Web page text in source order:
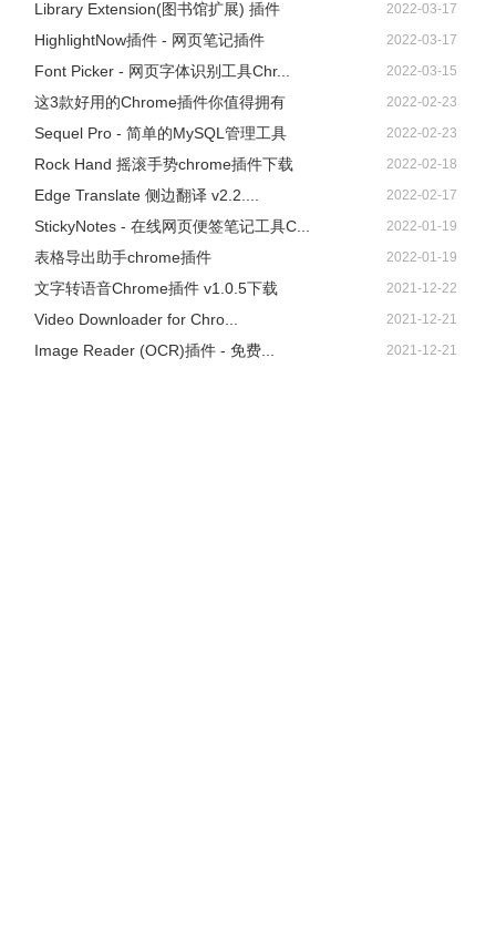
Library Extension(图书馆扩展) 插件 2022-03-17
HighlightNow插件 - 网页笔记插件 2022-03-17
Font Picker - 网页字体识别工具Chr... 2022-03-15
这3款好用的Chrome插件你值得拥有 2022-02-23
Sequel Pro - 简单的MySQL管理工具 2022-02-23
Rock Hand 摇滚手势chrome插件下载 2022-02-18
Edge Translate 侧边翻译 v2.2.... 2022-02-17
StickyNotes - 在线网页便签笔记工具C... 2022-01-19
表格导出助手chrome插件 2022-01-19
文字转语音Chrome插件 v1.0.5下载 2021-12-22
Video Downloader for Chro... 2021-12-21
Image Reader (OCR)插件 - 免费... 2021-12-21